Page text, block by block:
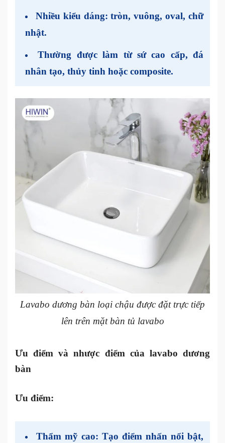
Nhiều kiểu dáng: tròn, vuông, oval, chữ
nhật.
Thường được làm từ sứ cao cấp, đá
nhân tạo, thủy tinh hoặc composite.
Lavabo dương bàn loại chậu được đặt trực tiếp
lên trên mặt bàn tủ lavabo
Ưu điểm và nhược điểm của lavabo dương
bàn
Ưu điểm:
Thẩm mỹ cao: Tạo điểm nhấn nổi bật,